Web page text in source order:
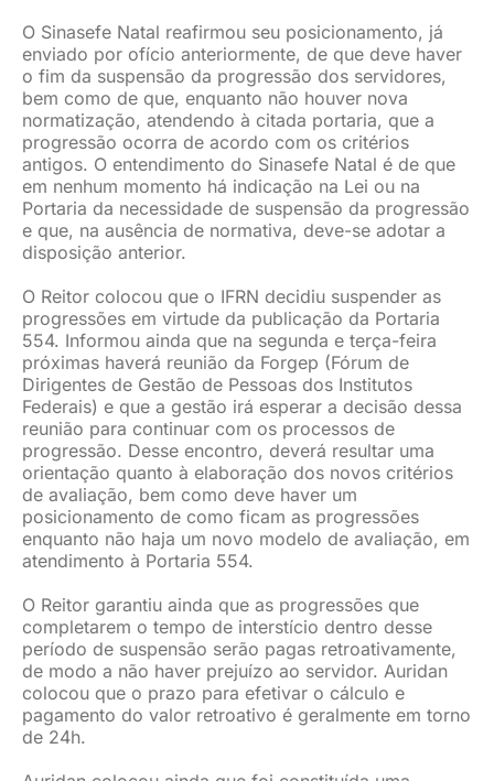
O Sinasefe Natal reafirmou seu posicionamento, já
enviado por ofício anteriormente, de que deve haver
o fim da suspensão da progressão dos servidores,
bem como de que, enquanto não houver nova
normatização, atendendo à citada portaria, que a
progressão ocorra de acordo com os critérios
antigos. O entendimento do Sinasefe Natal é de que
em nenhum momento há indicação na Lei ou na
Portaria da necessidade de suspensão da progressão
e que, na ausência de normativa, deve-se adotar a
disposição anterior.
O Reitor colocou que o IFRN decidiu suspender as
progressões em virtude da publicação da Portaria
554. Informou ainda que na segunda e terça-feira
próximas haverá reunião da Forgep (Fórum de
Dirigentes de Gestão de Pessoas dos Institutos
Federais) e que a gestão irá esperar a decisão dessa
reunião para continuar com os processos de
progressão. Desse encontro, deverá resultar uma
orientação quanto à elaboração dos novos critérios
de avaliação, bem como deve haver um
posicionamento de como ficam as progressões
enquanto não haja um novo modelo de avaliação, em
atendimento à Portaria 554.
O Reitor garantiu ainda que as progressões que
completarem o tempo de interstício dentro desse
período de suspensão serão pagas retroativamente,
de modo a não haver prejuízo ao servidor. Auridan
colocou que o prazo para efetivar o cálculo e
pagamento do valor retroativo é geralmente em torno
de 24h.